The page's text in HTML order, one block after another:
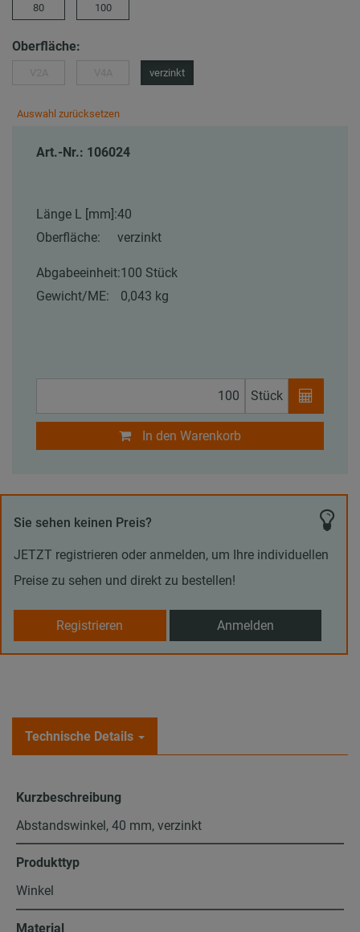
80 100
Oberfläche:
verzinkt
Auswahl zurücksetzen
Art.-Nr.: 106024
Länge L [mm]:40
Oberfläche:
verzinkt
Abgabeeinheit:100 Stück
Gewicht/ME:
0,043 kg
Stück
In den Warenkorb
Sie sehen keinen Preis?
JETZT registrieren oder anmelden, um Ihre individuellen
Preise zu sehen und direkt zu bestellen!
Registrieren Anmelden
Technische Details
Kurzbeschreibung
Abstandswinkel, 40 mm, verzinkt
Produkttyp
Winkel
Material